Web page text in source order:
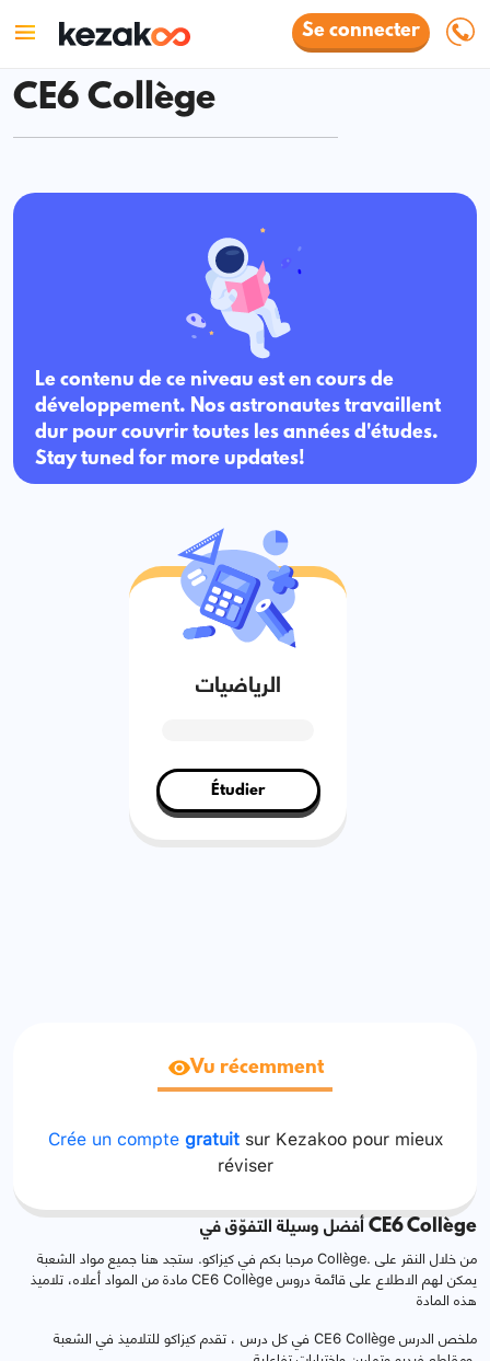
Se connecter
CE6 Collège
Le contenu de ce niveau est en cours de
développement. Nos astronautes travaillent
dur pour couvrir toutes les années d'études.
Stay tuned for more updates!
الرياضيات
Étudier
Vu récemment
Crée un comptegratuitsur Kezakoo pour mieux
réviser
أفضل وسيلة التفوّق في CE6 Collège
مرحبا بكم في كيزاكو. ستجد هنا جميع مواد الشعبة Collège. من خلال النقر على
مادة من المواد أعلاه، تلاميذ CE6 Collège يمكن لهم الاطلاع على قائمة دروس
هذه المادة
في كل درس ، تقدم كيزاكو للتلاميذ في الشعبة CE6 Collège ملخص الدرس